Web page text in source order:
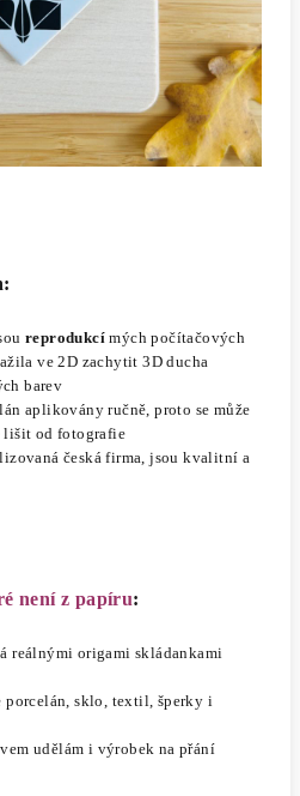
reprodukcí mých počítačových
ve 2D zachytit 3D ducha
barev
aplikovány ručně, proto se může
lišit od fotografie
česká firma, jsou kvalitní a
není z papíru:
reálnými origami skládankami
sklo, textil, šperky i
udělám i výrobek na přání